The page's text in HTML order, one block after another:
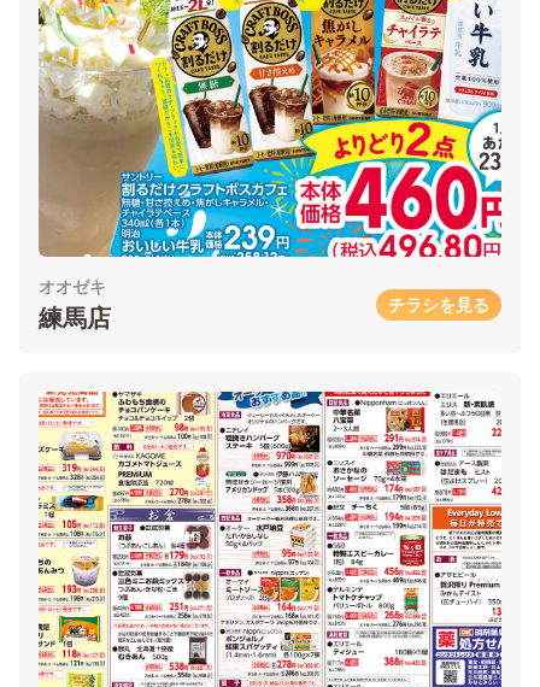
オオゼキ
練馬店 チラシを見る